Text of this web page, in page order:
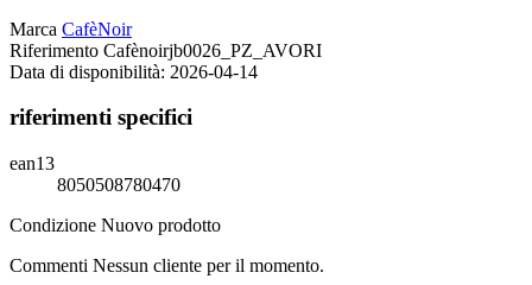
Marca CafèNoir
Riferimento Cafènoirjb0026_PZ_AVORI
Data di disponibilità: 2026-04-14
riferimenti specifici
ean13
8050508780470
Condizione Nuovo prodotto
Commenti Nessun cliente per il momento.